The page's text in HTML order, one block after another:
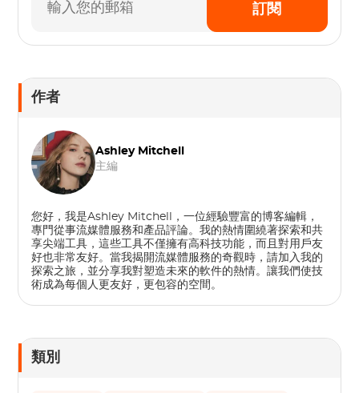
訂閱
作者
Ashley Mitchell
主編
您好，我是Ashley Mitchell，一位經驗豐富的博客編輯，
專門從事流媒體服務和產品評論。我的熱情圍繞著探索和共
享尖端工具，這些工具不僅擁有高科技功能，而且對用戶友
好也非常友好。當我揭開流媒體服務的奇觀時，請加入我的
探索之旅，並分享我對塑造未來的軟件的熱情。讓我們使技
術成為每個人更友好，更包容的空間。
類別